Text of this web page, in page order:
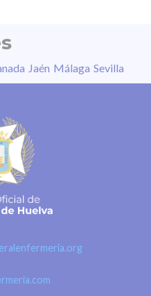
Jaén Málaga Sevilla